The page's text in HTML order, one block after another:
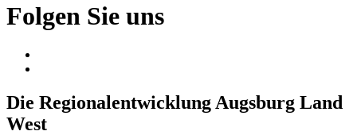
Folgen Sie uns
Die Regionalentwicklung Augsburg Land
West